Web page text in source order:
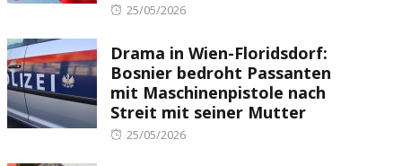
Posted
25/05/2026
Drama in Wien-Floridsdorf:
Bosnier bedroht Passanten
mit Maschinenpistole nach
Streit mit seiner Mutter
Posted
25/05/2026